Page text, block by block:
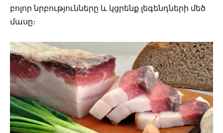
բոլոր նրբությունները և կցրենք լեգենդների մեծ
մասը։